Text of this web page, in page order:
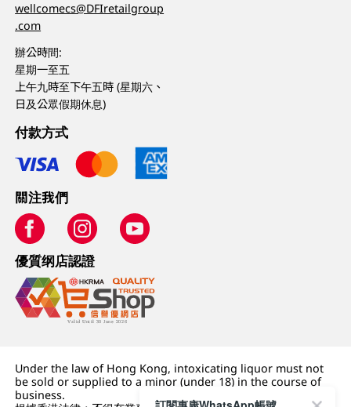
wellcomecs@DFIretailgroup
.com
辦公時間:
星期一至五
上午九時至下午五時 (星期六、
日及公眾假期休息)
付款方式
關注我們
優質纲店認證
Under the law of Hong Kong, intoxicating liquor must not
be sold or supplied to a minor (under 18) in the course of
business.